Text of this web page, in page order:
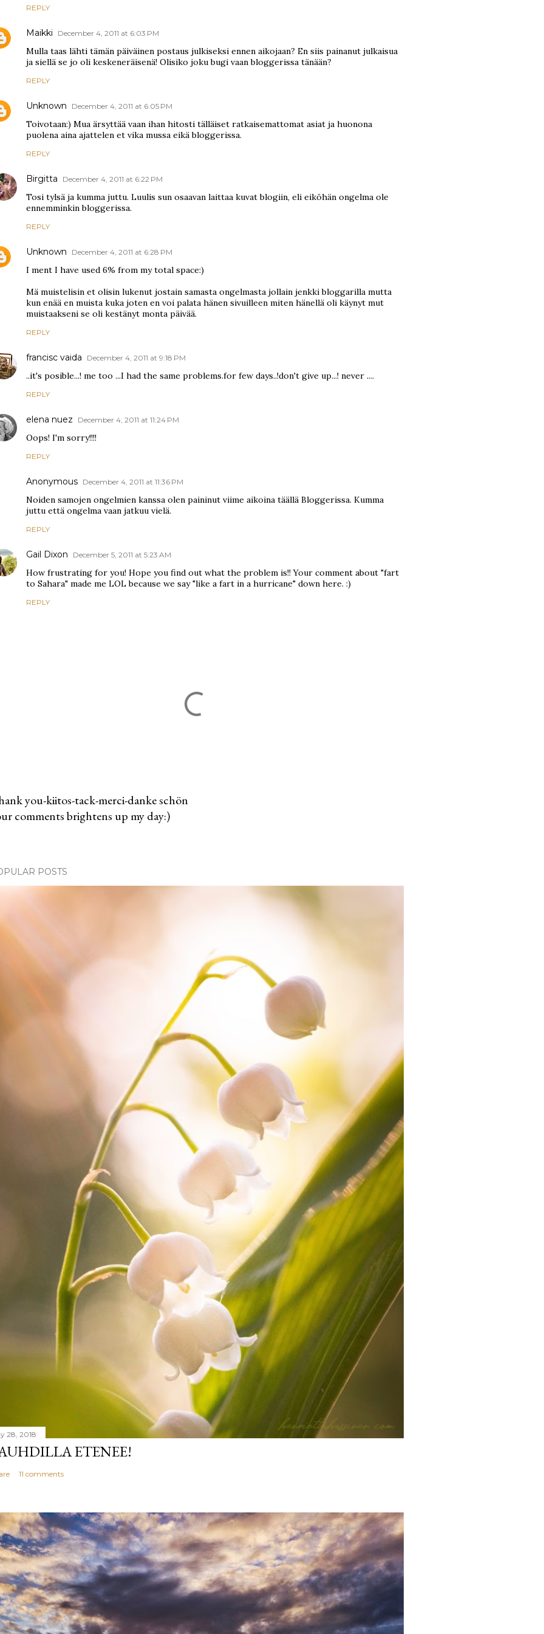
REPLY
Maikki December 4, 2011 at 6:03 PM
Mulla taas lähti tämän päiväinen postaus julkiseksi ennen aikojaan? En siis painanut julkaisua
ja siellä se jo oli keskeneräisenä! Olisiko joku bugi vaan bloggerissa tänään?
REPLY
Unknown December 4, 2011 at 6:05 PM
Toivotaan:) Mua ärsyttää vaan ihan hitosti tälläiset ratkaisemattomat asiat ja huonona
puolena aina ajattelen et vika mussa eikä bloggerissa.
REPLY
Birgitta December 4, 2011 at 6:22 PM
Tosi tylsä ja kumma juttu. Luulis sun osaavan laittaa kuvat blogiin, eli eiköhän ongelma ole
ennemminkin bloggerissa.
REPLY
Unknown December 4, 2011 at 6:28 PM
I ment I have used 6% from my total space:)
Mä muistelisin et olisin lukenut jostain samasta ongelmasta jollain jenkki bloggarilla mutta
kun enää en muista kuka joten en voi palata hänen sivuilleen miten hänellä oli käynyt mut
muistaakseni se oli kestänyt monta päivää.
REPLY
francisc vaida December 4, 2011 at 9:18 PM
..it's posible...! me too ...I had the same problems.for few days..!don't give up...! never ....
REPLY
elena nuez December 4, 2011 at 11:24 PM
Oops! I'm sorry!!!!
REPLY
Anonymous December 4, 2011 at 11:36 PM
Noiden samojen ongelmien kanssa olen paininut viime aikoina täällä Bloggerissa. Kumma
juttu että ongelma vaan jatkuu vielä.
REPLY
Gail Dixon December 5, 2011 at 5:23 AM
How frustrating for you! Hope you find out what the problem is!! Your comment about "fart
to Sahara" made me LOL because we say "like a fart in a hurricane" down here. :)
REPLY
you-kiitos-tack-merci-danke schön
comments brightens up my day:)
POSTS
28, 2018
ETENEE!
11 comments